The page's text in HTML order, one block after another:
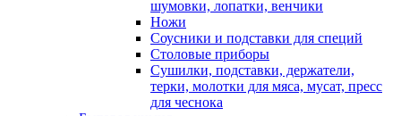
шумовки, лопатки, венчики
Ножи
Соусники и подставки для специй
Столовые приборы
Сушилки, подставки, держатели,
терки, молотки для мяса, мусат, пресс
для чеснока